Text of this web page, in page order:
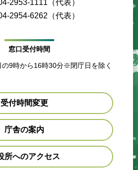
2953-1111（代表）
2954-6262（代表）
窓口受付時間
の9時から16時30分※閉庁日を除く
受付時間変更
庁舎の案内
所へのアクセス